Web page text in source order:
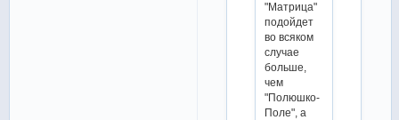
"Матрица"
подойдет
во всяком
случае
больше,
чем
"Полюшко-
Поле", а